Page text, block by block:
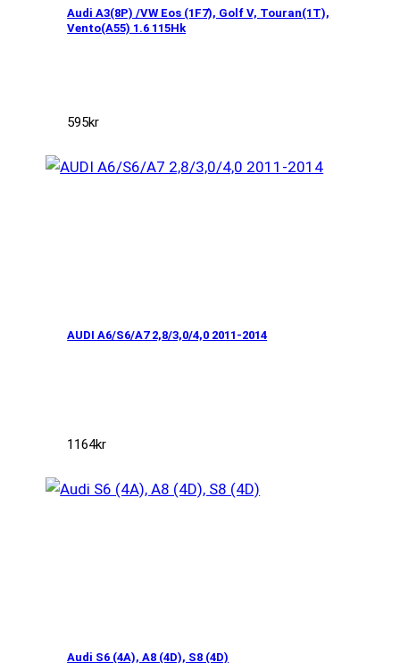
Audi A3(8P) /VW Eos (1F7), Golf V, Touran(1T),
Vento(A55) 1.6 115Hk
595kr
AUDI A6/S6/A7 2,8/3,0/4,0 2011-2014
1164kr
Audi S6 (4A), A8 (4D), S8 (4D)